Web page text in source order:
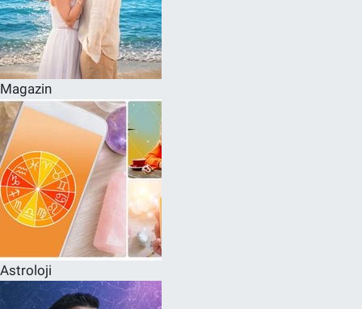
Magazin
Astroloji